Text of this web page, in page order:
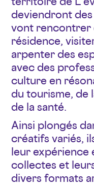
deviendront
vont rencontrer
résidence,
arpenter des
avec des
culture en
du tourisme, de
de la santé.
Ainsi plongés
créatifs variés,
leur expérience
collectes et
divers formats